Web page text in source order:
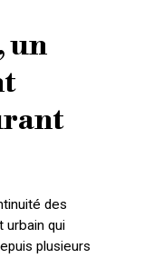
un
des
urbain qui
plusieurs